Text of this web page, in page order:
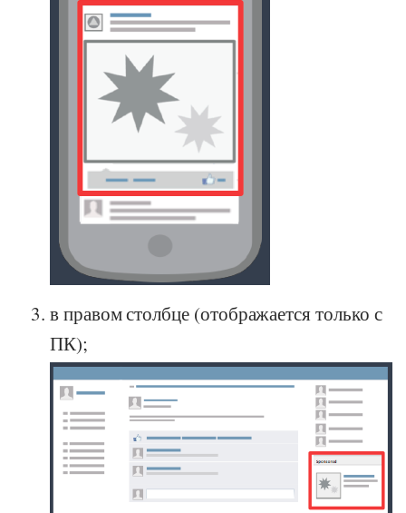
в правом столбце (отображается только с
ПК);